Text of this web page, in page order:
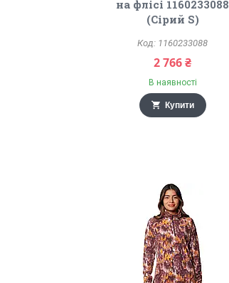
на флісі 1160233088
(Сірий S)
1160233088
2 766 ₴
В наявності
Купити